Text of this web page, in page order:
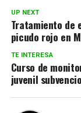
UP NEXT
Tratamiento de
picudo rojo en
TE INTERESA
Curso de
juvenil